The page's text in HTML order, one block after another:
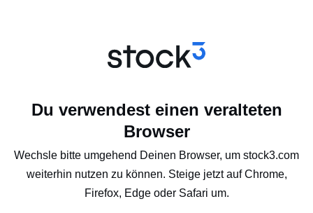
Du verwendest einen veralteten
Browser
Wechsle bitte umgehend Deinen Browser, um stock3.com
weiterhin nutzen zu können. Steige jetzt auf Chrome,
Firefox, Edge oder Safari um.